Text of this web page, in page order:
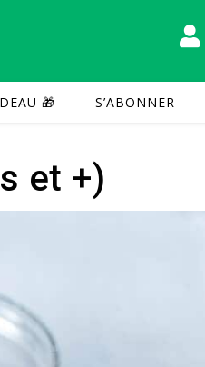
🎁 S’ABONNER
et +)